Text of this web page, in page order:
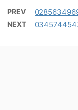
PREV
NEXT